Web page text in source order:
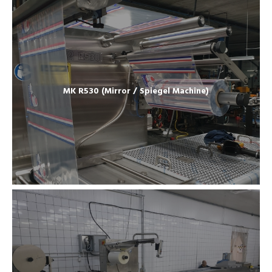
MK R530 (Mirror / Spiegel Machine)